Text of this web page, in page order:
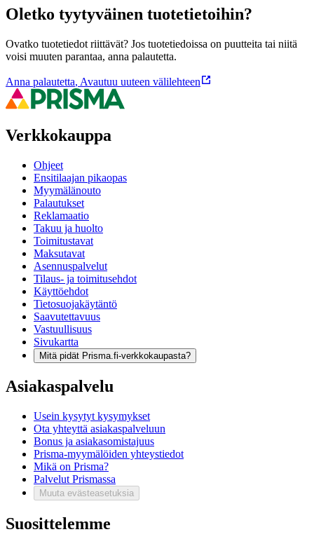
Oletko tyytyväinen tuotetietoihin?
Ovatko tuotetiedot riittävät? Jos tuotetiedoissa on puutteita tai niitä
voisi muuten parantaa, anna palautetta.
Anna palautetta, Avautuu uuteen välilehteen
Verkkokauppa
Ohjeet
Ensitilaajan pikaopas
Myymälänouto
Palautukset
Reklamaatio
Takuu ja huolto
Toimitustavat
Maksutavat
Asennuspalvelut
Tilaus- ja toimitusehdot
Käyttöehdot
Tietosuojakäytäntö
Saavutettavuus
Vastuullisuus
Sivukartta
Mitä pidät Prisma.fi-verkkokaupasta?
Asiakaspalvelu
Usein kysytyt kysymykset
Ota yhteyttä asiakaspalveluun
Bonus ja asiakasomistajuus
Prisma-myymälöiden yhteystiedot
Mikä on Prisma?
Palvelut Prismassa
Muuta evästeasetuksia
Suosittelemme